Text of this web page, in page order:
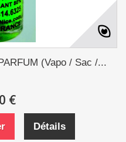
(Vapo / Sac /...
€
Détails